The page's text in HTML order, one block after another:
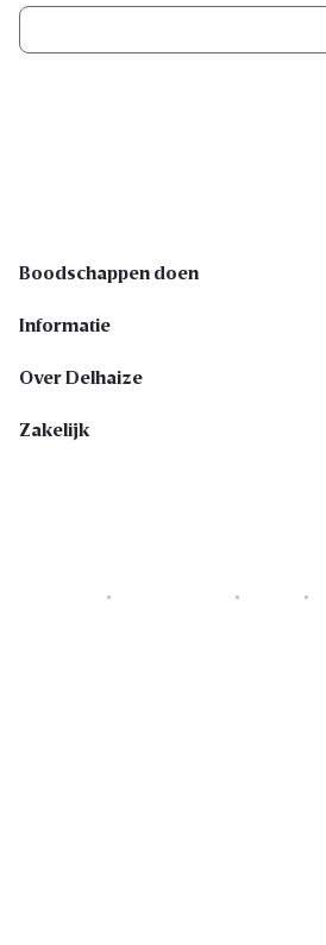
Boodschappen doen
Informatie
Over Delhaize
Zakelijk